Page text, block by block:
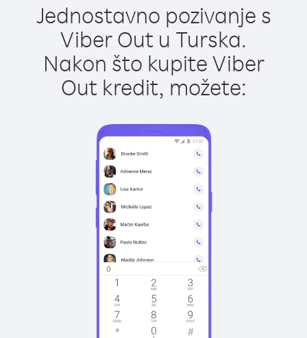
Jednostavno pozivanje s
Viber Out u Turska.
Nakon što kupite Viber
Out kredit, možete: